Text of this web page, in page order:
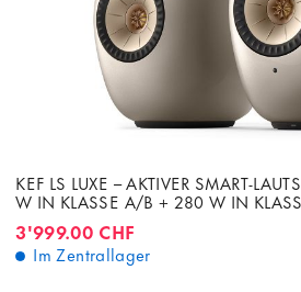
KEF LS LUXE – AKTIVER SMART-
W IN KLASSE A/B + 280 W IN
3'999.00 CHF
Im Zentrallager